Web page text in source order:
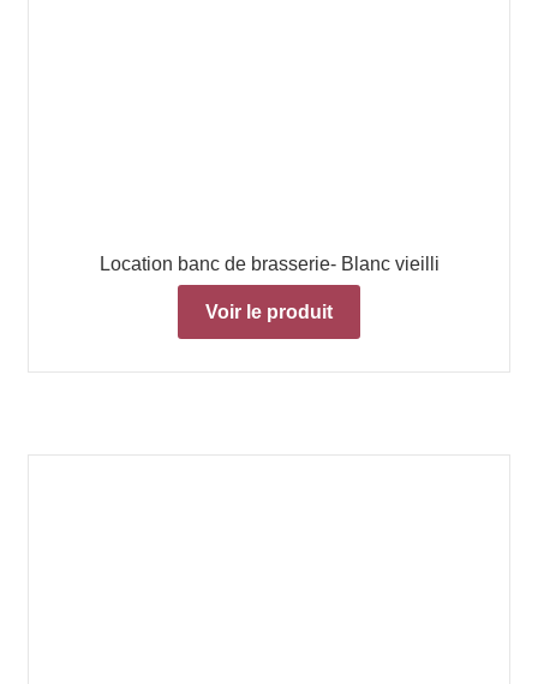
Location banc de brasserie- Blanc vieilli
Voir le produit